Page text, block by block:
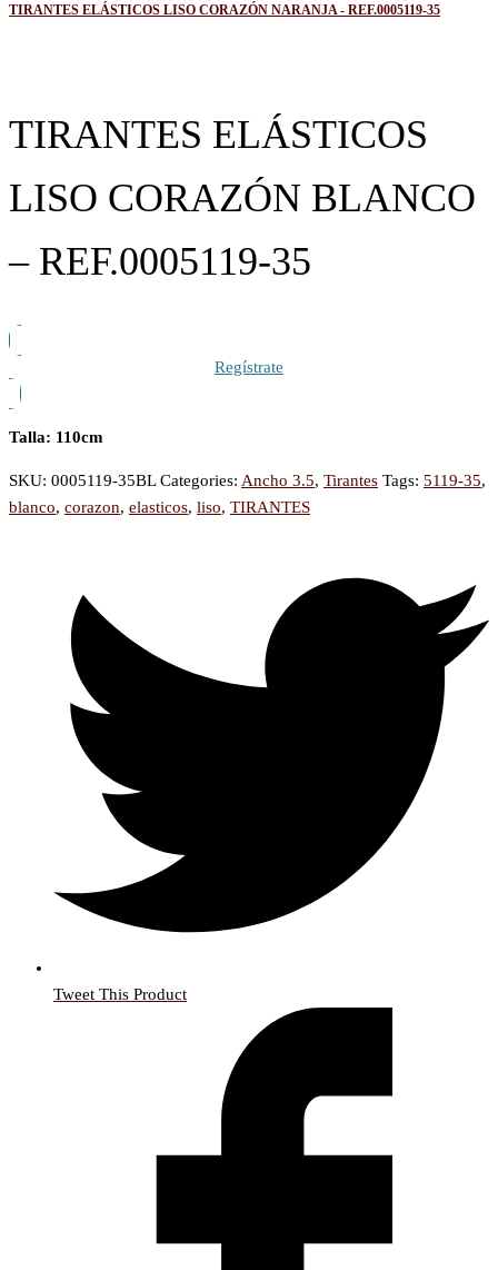
TIRANTES ELÁSTICOS LISO CORAZÓN NARANJA - REF.0005119-35
TIRANTES ELÁSTICOS
LISO CORAZÓN BLANCO
– REF.0005119-35
Regístrate
Talla: 110cm
SKU: 0005119-35BL Categories: Ancho 3.5, Tirantes Tags: 5119-35,
blanco, corazon, elasticos, liso, TIRANTES
Tweet This Product